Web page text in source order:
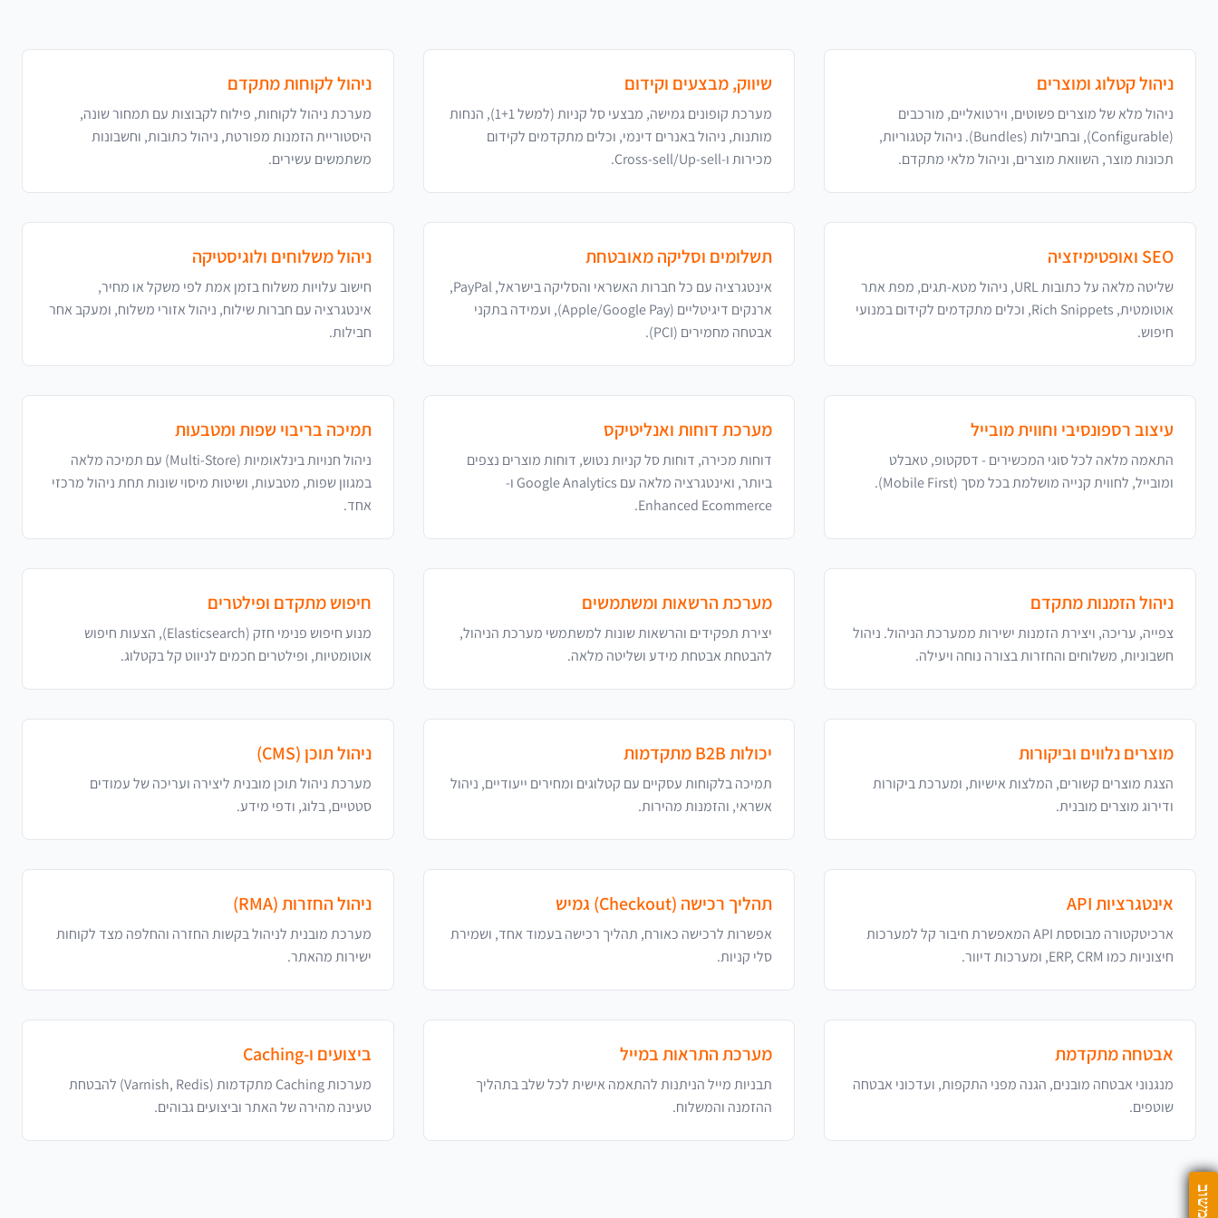
ניהול קטלוג ומוצרים
ניהול מלא של מוצרים פשוטים, וירטואליים, מורכבים
(Configurable), ובחבילות (Bundles). ניהול קטגוריות,
תכונות מוצר, השוואת מוצרים, וניהול מלאי מתקדם.
שיווק, מבצעים וקידום
מערכת קופונים גמישה, מבצעי סל קניות (למשל 1+1), הנחות
מותנות, ניהול באנרים דינמי, וכלים מתקדמים לקידום
מכירות ו-Cross-sell/Up-sell.
ניהול לקוחות מתקדם
מערכת ניהול לקוחות, פילוח לקבוצות עם תמחור שונה,
היסטוריית הזמנות מפורטת, ניהול כתובות, וחשבונות
משתמשים עשירים.
SEO ואופטימיזציה
שליטה מלאה על כתובות URL, ניהול מטא-תגים, מפת אתר
אוטומטית, Rich Snippets, וכלים מתקדמים לקידום במנועי
חיפוש.
תשלומים וסליקה מאובטחת
אינטגרציה עם כל חברות האשראי והסליקה בישראל, PayPal,
ארנקים דיגיטליים (Apple/Google Pay), ועמידה בתקני
אבטחה מחמירים (PCI).
ניהול משלוחים ולוגיסטיקה
חישוב עלויות משלוח בזמן אמת לפי משקל או מחיר,
אינטגרציה עם חברות שילוח, ניהול אזורי משלוח, ומעקב אחר
חבילות.
עיצוב רספונסיבי וחווית מובייל
התאמה מלאה לכל סוגי המכשירים - דסקטופ, טאבלט
ומובייל, לחווית קנייה מושלמת בכל מסך (Mobile First).
מערכת דוחות ואנליטיקס
דוחות מכירה, דוחות סל קניות נטוש, דוחות מוצרים נצפים
ביותר, ואינטגרציה מלאה עם Google Analytics ו-
Enhanced Ecommerce.
תמיכה בריבוי שפות ומטבעות
ניהול חנויות בינלאומיות (Multi-Store) עם תמיכה מלאה
במגוון שפות, מטבעות, ושיטות מיסוי שונות תחת ניהול מרכזי
אחד.
ניהול הזמנות מתקדם
צפייה, עריכה, ויצירת הזמנות ישירות ממערכת הניהול. ניהול
חשבוניות, משלוחים והחזרות בצורה נוחה ויעילה.
מערכת הרשאות ומשתמשים
יצירת תפקידים והרשאות שונות למשתמשי מערכת הניהול,
להבטחת אבטחת מידע ושליטה מלאה.
חיפוש מתקדם ופילטרים
מנוע חיפוש פנימי חזק (Elasticsearch), הצעות חיפוש
אוטומטיות, ופילטרים חכמים לניווט קל בקטלוג.
מוצרים נלווים וביקורות
הצגת מוצרים קשורים, המלצות אישיות, ומערכת ביקורות
ודירוג מוצרים מובנית.
יכולות B2B מתקדמות
תמיכה בלקוחות עסקיים עם קטלוגים ומחירים ייעודיים, ניהול
אשראי, והזמנות מהירות.
ניהול תוכן (CMS)
מערכת ניהול תוכן מובנית ליצירה ועריכה של עמודים
סטטיים, בלוג, ודפי מידע.
אינטגרציות API
ארכיטקטורה מבוססת API המאפשרת חיבור קל למערכות
חיצוניות כמו ERP, CRM, ומערכות דיוור.
תהליך רכישה (Checkout) גמיש
אפשרות לרכישה כאורח, תהליך רכישה בעמוד אחד, ושמירת
סלי קניות.
ניהול החזרות (RMA)
מערכת מובנית לניהול בקשות החזרה והחלפה מצד לקוחות
ישירות מהאתר.
אבטחה מתקדמת
מנגנוני אבטחה מובנים, הגנה מפני התקפות, ועדכוני אבטחה
שוטפים.
מערכת התראות במייל
תבניות מייל הניתנות להתאמה אישית לכל שלב בתהליך
ההזמנה והמשלוח.
ביצועים ו-Caching
מערכות Caching מתקדמות (Varnish, Redis) להבטחת
טעינה מהירה של האתר וביצועים גבוהים.
משוב